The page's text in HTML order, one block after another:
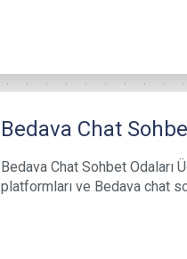
Bedava Chat
Bedava Chat Sohbet Odaları
platformları ve Bedava chat